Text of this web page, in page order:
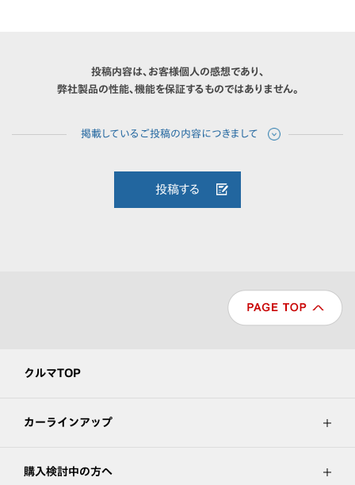
投稿内容は、お客様個人の感想であり、
弊社製品の性能、機能を保証するものではありません。
投稿する
クルマTOP
カーラインアップ
購入検討中の方へ